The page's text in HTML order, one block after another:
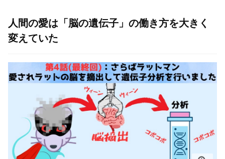
人間の愛は「脳の遺伝子」の働き方を大きく
変えていた